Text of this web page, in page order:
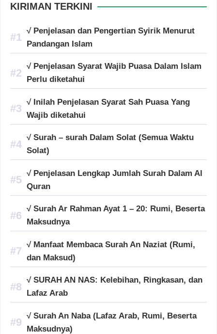
KIRIMAN TERKINI
√ Penjelasan dan Pengertian Syirik Menurut
Pandangan Islam
√ Penjelasan Syarat Wajib Puasa Dalam Islam
Perlu diketahui
√ Inilah Penjelasan Syarat Sah Puasa Yang
Wajib diketahui
√ Surah – surah Dalam Solat (Semua Waktu
Solat)
√ Penjelasan Lengkap Jumlah Surah Dalam Al
Quran
√ Surah Ar Rahman Ayat 1 – 20: Rumi, Beserta
Maksudnya
√ Manfaat Membaca Surah An Naziat (Rumi,
dan Maksud)
√ SURAH AN NAS: Kelebihan, Ringkasan, dan
Lafaz Arab
√ Surah An Naba (Lafaz Arab, Rumi, Beserta
Maksudnya)